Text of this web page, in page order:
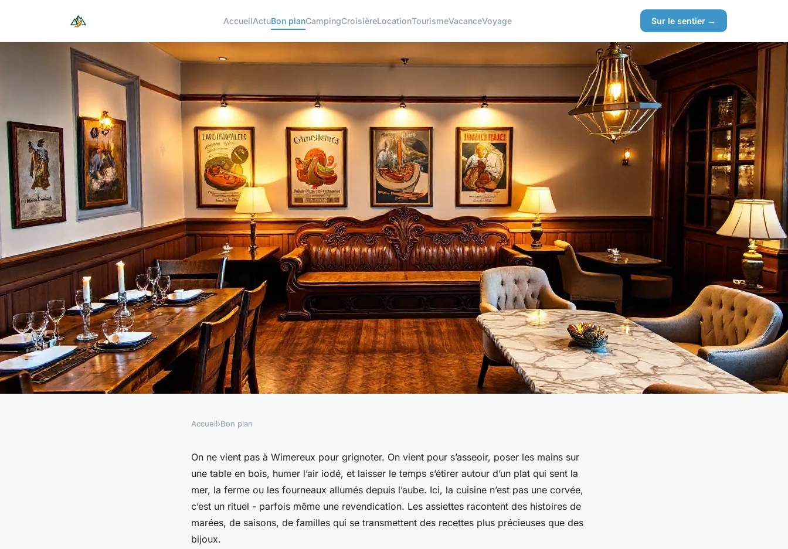
AccueilActuBon planCampingCroisièreLocationTourismeVacanceVoyage Sur le sentier →
Les 5 cuisines inoubliables des
restaurants de Wimereux
Accueil›Bon plan
On ne vient pas à Wimereux pour grignoter. On vient pour s’asseoir, poser les mains sur
une table en bois, humer l’air iodé, et laisser le temps s’étirer autour d’un plat qui sent la
mer, la ferme ou les fourneaux allumés depuis l’aube. Ici, la cuisine n’est pas une corvée,
c’est un rituel - parfois même une revendication. Les assiettes racontent des histoires de
marées, de saisons, de familles qui se transmettent des recettes plus précieuses que des
bijoux.